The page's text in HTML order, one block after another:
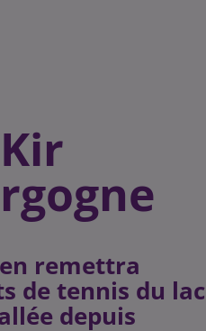
remettra
de tennis du lac
depuis